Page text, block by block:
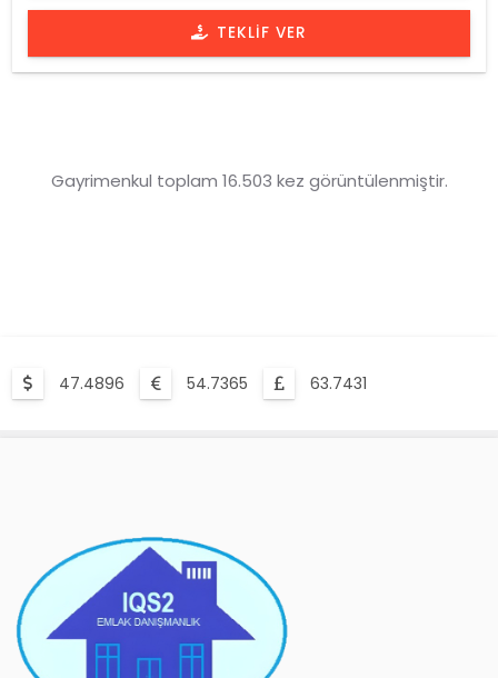
TEKLIF VER
Gayrimenkul toplam 16.503 kez görüntülenmiştir.
47.4896 54.7365 63.7431